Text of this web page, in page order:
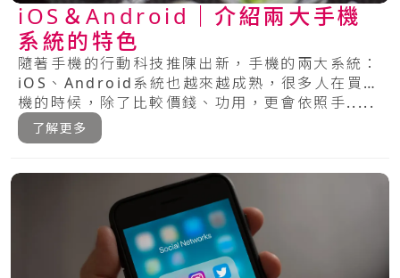
iOS＆Android｜介紹兩大手機
系統的特色
隨著手機的行動科技推陳出新，手機的兩大系統：
iOS、Android系統也越來越成熟，很多人在買手
機的時候，除了比較價錢、功用，更會依照手.....
了解更多